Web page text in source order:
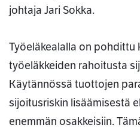
johtaja Jari Sokka.
Työeläkealalla on pohdittu
työeläkkeiden rahoitusta
Käytännössä tuottojen
sijoitusriskin lisäämisestä
enemmän osakkeisiin.